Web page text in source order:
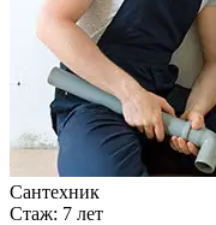
Сантехник
Стаж: 7 лет